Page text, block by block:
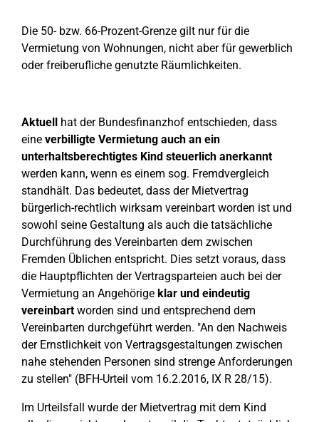
Die 50- bzw. 66-Prozent-Grenze gilt nur für die
Vermietung von Wohnungen, nicht aber für gewerblich
oder freiberufliche genutzte Räumlichkeiten.
Aktuell hat der Bundesfinanzhof entschieden, dass
eine verbilligte Vermietung auch an ein
unterhaltsberechtigtes Kind steuerlich anerkannt
werden kann, wenn es einem sog. Fremdvergleich
standhält. Das bedeutet, dass der Mietvertrag
bürgerlich-rechtlich wirksam vereinbart worden ist und
sowohl seine Gestaltung als auch die tatsächliche
Durchführung des Vereinbarten dem zwischen
Fremden Üblichen entspricht. Dies setzt voraus, dass
die Hauptpflichten der Vertragsparteien auch bei der
Vermietung an Angehörige klar und eindeutig
vereinbartworden sind und entsprechend dem
Vereinbarten durchgeführt werden. "An den Nachweis
der Ernstlichkeit von Vertragsgestaltungen zwischen
nahe stehenden Personen sind strenge Anforderungen
zu stellen" (BFH-Urteil vom 16.2.2016, IX R 28/15).
Im Urteilsfall wurde der Mietvertrag mit dem Kind